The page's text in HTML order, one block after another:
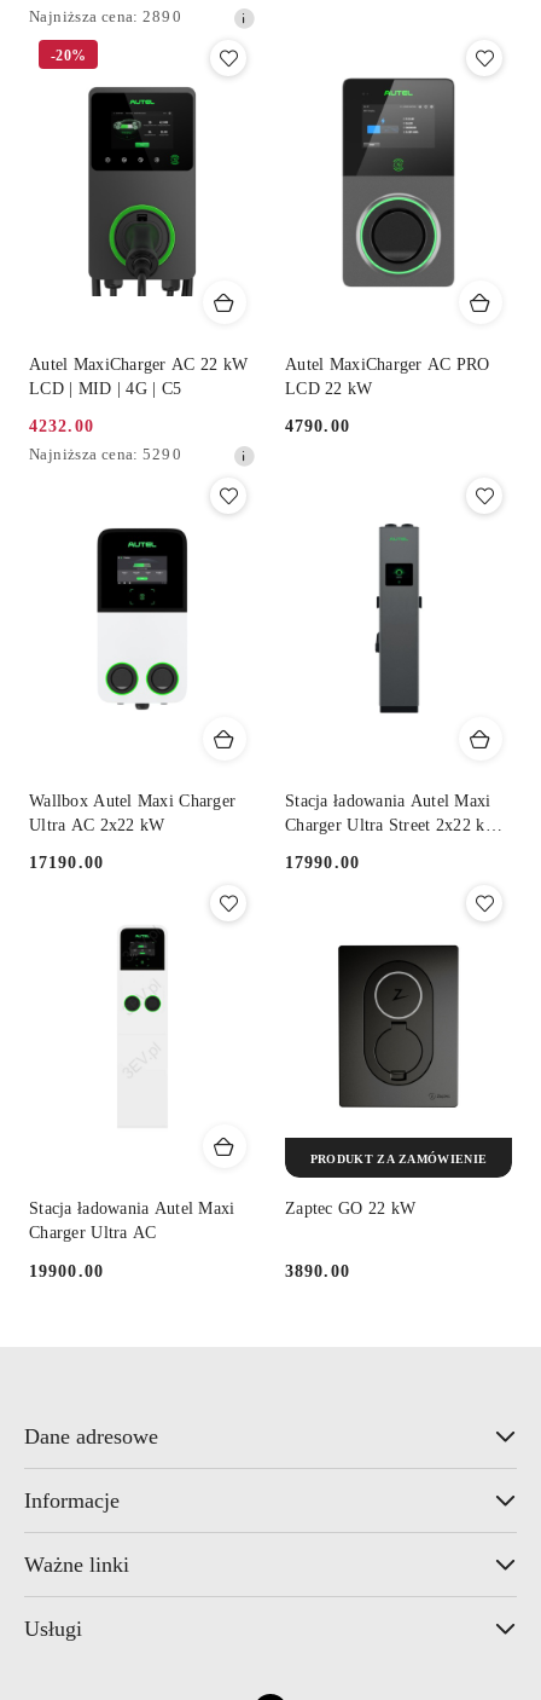
promocyjna:
Najniższa
cena
Najniższa cena: 2890
Autel MaxiCharger AC 22 kW
LCD | MID | 4G | C5
Cena
promocyjna:
4232.00
Najniższa
Najniższa cena: 5290
-20%
Autel MaxiCharger AC PRO
LCD 22 kW
Cena:
4790.00
Wallbox Autel Maxi Charger
Ultra AC 2x22 kW
17190.00
Stacja ładowania Autel Maxi
Charger Ultra Street 2x22 kW
17990.00
Stacja ładowania Autel Maxi
Charger Ultra AC
Cena:
19900.00
Zaptec GO 22 kW
Cena:
3890.00
PRODUKT ZA ZAMÓWIENIE
Dane adresowe
Informacje
Ważne linki
Usługi